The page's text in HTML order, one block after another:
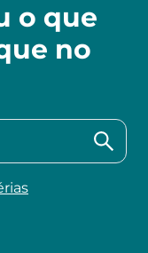
o que
no